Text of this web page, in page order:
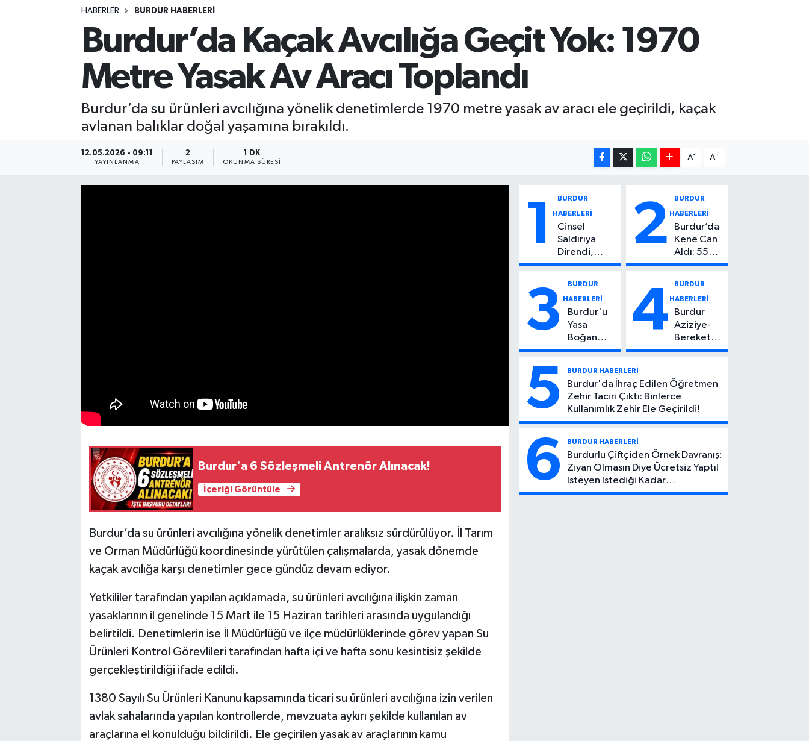
HABERLER BURDUR HABERLERİ
Burdur’da Kaçak Avcılığa Geçit Yok: 1970
Metre Yasak Av Aracı Toplandı
Burdur’da su ürünleri avcılığına yönelik denetimlerde 1970 metre yasak av aracı ele geçirildi, kaçak
avlanan balıklar doğal yaşamına bırakıldı.
12.05.2026 - 09:11
YAYINLANMA
2
PAYLAŞIM
1 DK
OKUNMA SÜRESI
A- A+
Burdur'a 6 Sözleşmeli Antrenör Alınacak!
İçeriği Görüntüle
Burdur’da su ürünleri avcılığına yönelik denetimler aralıksız sürdürülüyor. İl Tarım
ve Orman Müdürlüğü koordinesinde yürütülen çalışmalarda, yasak dönemde
kaçak avcılığa karşı denetimler gece gündüz devam ediyor.
Yetkililer tarafından yapılan açıklamada, su ürünleri avcılığına ilişkin zaman
yasaklarının il genelinde 15 Mart ile 15 Haziran tarihleri arasında uygulandığı
belirtildi. Denetimlerin ise İl Müdürlüğü ve ilçe müdürlüklerinde görev yapan Su
Ürünleri Kontrol Görevlileri tarafından hafta içi ve hafta sonu kesintisiz şekilde
gerçekleştirildiği ifade edildi.
1380 Sayılı Su Ürünleri Kanunu kapsamında ticari su ürünleri avcılığına izin verilen
avlak sahalarında yapılan kontrollerde, mevzuata aykırı şekilde kullanılan av
araçlarına el konulduğu bildirildi. Ele geçirilen yasak av araçlarının kamu
1 BURDUR
HABERLERİ
Cinsel
Saldırıya
Direndi,
Başından
Çocuktan
Kötü Haber!
2 BURDUR
HABERLERİ
Burdur’da
Kene Can
Aldı: 55
Yaşındaki
Kaybetti
3 BURDUR
HABERLERİ
Burdur'u
Yasa
Boğan
Ölüm:
Can Atıcı
Genç
Yaşta
Yaşamını
Yitirdi
4 BURDUR
HABERLERİ
Burdur
Aziziye-
Bereket
Köyü
Feci Kaza:
1 Ölü, 2
Yaralı
5 BURDUR HABERLERİ
Burdur'da İhraç Edilen Öğretmen
Zehir Taciri Çıktı: Binlerce
Kullanımlık Zehir Ele Geçirildi!
6 BURDUR HABERLERİ
Burdurlu Çiftçiden Örnek Davranış:
Ziyan Olmasın Diye Ücretsiz Yaptı!
İsteyen İstediği Kadar
Toplayabilecek